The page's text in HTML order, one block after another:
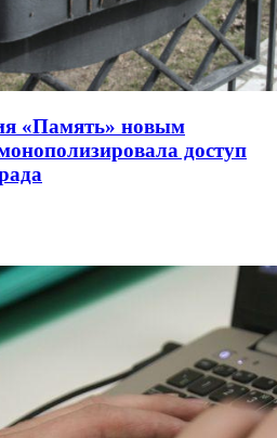
«Память» новым
доступ